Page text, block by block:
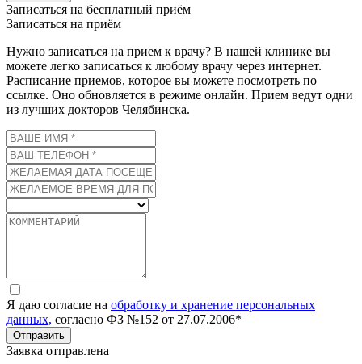
Записаться на бесплатный приём
Записаться на приём
Нужно записаться на прием к врачу? В нашей клинике вы
можете легко записаться к любому врачу через интернет.
Расписание приемов, которое вы можете посмотреть по
ссылке. Оно обновляется в режиме онлайн. Прием ведут одни
из лучших докторов Челябинска.
Я даю согласие на обработку и хранение персональных
данных, согласно ФЗ №152 от 27.07.2006*
Отправить
Заявка отправлена